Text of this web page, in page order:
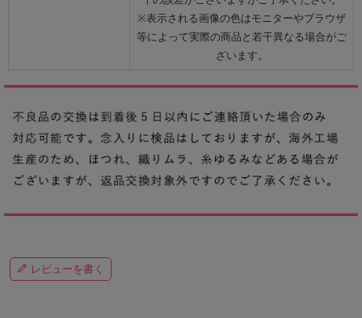
※表示される画像の色はモニターやブラウザ
等によって実際の商品と若干異なる場合がご
ざいます。
レビューを書く